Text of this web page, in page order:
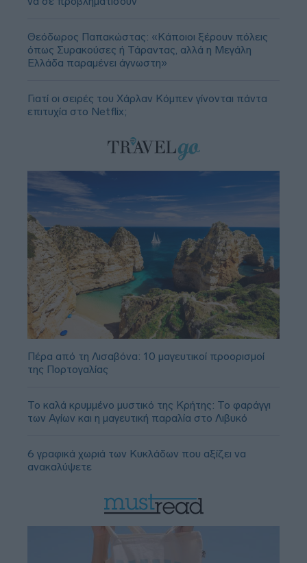
Θεόδωρος Παπακώστας: «Κάποιοι ξέρουν πόλεις
όπως Συρακούσες ή Τάραντας, αλλά η Μεγάλη
Ελλάδα παραμένει άγνωστη»
Γιατί οι σειρές του Χάρλαν Κόμπεν γίνονται πάντα
επιτυχία στο Netflix;
Πέρα από τη Λισαβόνα: 10 μαγευτικοί προορισμοί
της Πορτογαλίας
Το καλά κρυμμένο μυστικό της Κρήτης: Το φαράγγι
των Αγίων και η μαγευτική παραλία στο Λιβυκό
6 γραφικά χωριά των Κυκλάδων που αξίζει να
ανακαλύψετε